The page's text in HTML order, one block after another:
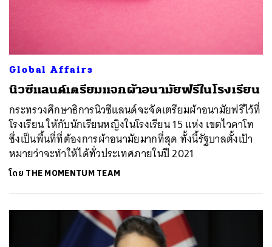
Global Affairs
นิวซีแลนด์เตรียมแจกผ้าอนามัยฟรีในโรงเรียน
กระทรวงศึกษาธิการนิวซีแลนด์จะจัดเตรียมผ้าอนามัยฟรีไว้ที่
โรงเรียน ให้กับนักเรียนหญิงในโรงเรียน 15 แห่ง เขตไวคาโท
ซึ่งเป็นพื้นที่ที่ต้องการผ้าอนามัยมากที่สุด ทั้งนี้รัฐบาลตั้งเป้า
หมายว่าจะทำให้ได้ทั่วประเทศภายในปี 2021
โดย THE MOMENTUM TEAM